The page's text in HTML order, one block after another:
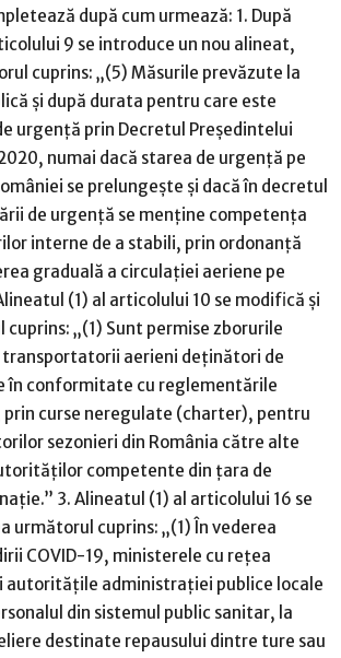
după cum urmează: 1. După
9 se introduce un nou alineat,
cuprins: „(5) Măsurile prevăzute la
și după durata pentru care este
urgență prin Decretul Președintelui
numai dacă starea de urgență pe
se prelungește și dacă în decretul
de urgență se menține competența
interne de a stabili, prin ordonanță
graduală a circulației aeriene pe
(1) al articolului 10 se modifică și
„(1) Sunt permise zborurile
aerieni deținători de
în conformitate cu reglementările
prin curse neregulate (charter), pentru
sezonieri din România către alte
competente din țara de
3. Alineatul (1) al articolului 16 se
următorul cuprins: „(1) În vederea
COVID-19, ministerele cu rețea
autoritățile administrației publice locale
din sistemul public sanitar, la
destinate repausului dintre ture sau